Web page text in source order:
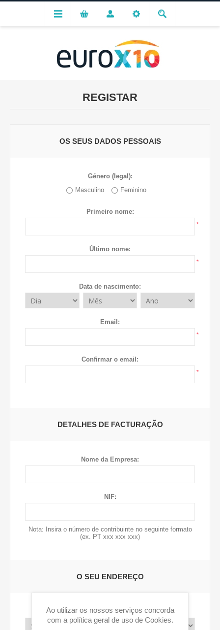
REGISTAR
OS SEUS DADOS PESSOAIS
Género (legal):
Masculino
Feminino
Primeiro nome:
*
Último nome:
*
Data de nascimento:
Email:
*
Confirmar o email:
*
DETALHES DE FACTURAÇÃO
Nome da Empresa:
NIF:
Nota: Insira o número de contribuinte no seguinte formato
(ex. PT xxx xxx xxx)
O SEU ENDEREÇO
País:
Ao utilizar os nossos serviços concorda
com a política geral de uso de Cookies.